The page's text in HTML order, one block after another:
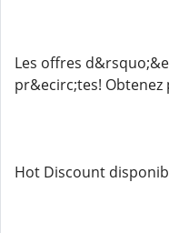
Les offres
pr&ecirc;tes!
Hot Discount